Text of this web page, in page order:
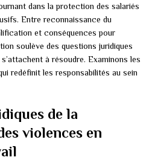
dans la protection des salariés
Entre reconnaissance du
et conséquences pour
soulève des questions juridiques
à résoudre. Examinons les
redéfinit les responsabilités au sein
de la
violences en